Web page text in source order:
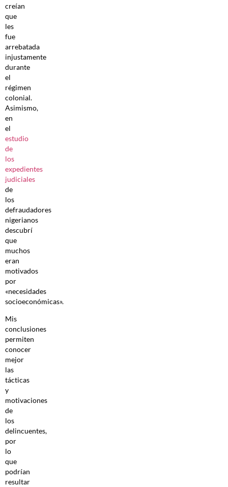
creían
que
les
fue
arrebatada
injustamente
durante
el
régimen
colonial.
Asimismo,
en
el
estudio
de
los
expedientes
judiciales
de
los
defraudadores
nigerianos
descubrí
que
muchos
eran
motivados
por
«necesidades
socioeconómicas».
Mis
conclusiones
permiten
conocer
mejor
las
tácticas
y
motivaciones
de
los
delincuentes,
por
lo
que
podrían
resultar